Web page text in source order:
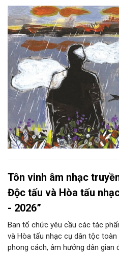
hoàng hôn, khi nắng đã dịu
lại thẫm màu như có ai vừa rắc
Tôn vinh âm nhạc
Độc tấu và Hòa tấu
- 2026”
Ban tổ chức yêu cầu các tác
và Hòa tấu nhạc cụ dân tộc
phong cách, âm hưởng dân gian